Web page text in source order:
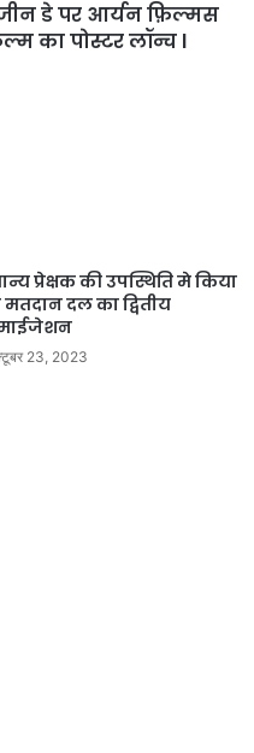
डे पर आर्यन फ़िल्मस
का पोस्टर लॉन्च l
प्रेक्षक की उपस्थिति मे किया
दल का द्वितीय
23, 2023